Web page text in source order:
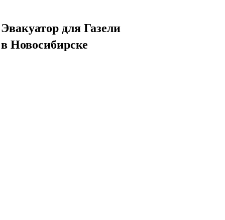
Эвакуатор для Газели
в Новосибирске